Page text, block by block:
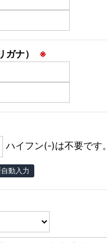
ガナ） ※
ハイフン(-)は不要です。
動入力